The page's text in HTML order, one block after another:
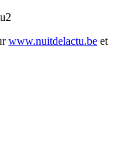
www.nuitdelactu.be et